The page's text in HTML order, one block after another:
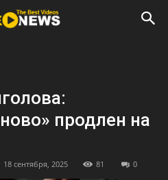
продлен на
18 сентября, 2025 81 0